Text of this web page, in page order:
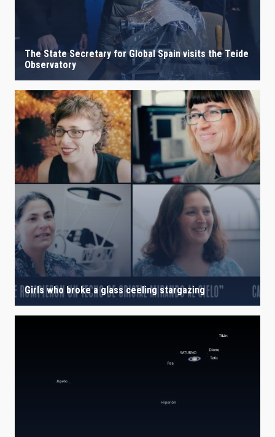
ASTROPHYSICAL
AUTHORED ON SORT BY ORDER
The State Secretary for Global Spain visits the Teide
Observatory
Girls who broke a glass ceeling stargazing